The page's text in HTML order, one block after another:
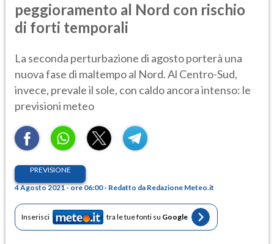
peggioramento al Nord con rischio
di forti temporali
La seconda perturbazione di agosto porterà una
nuova fase di maltempo al Nord. Al Centro-Sud,
invece, prevale il sole, con caldo ancora intenso: le
previsioni meteo
PREVISIONE
4 Agosto 2021 - ore 06:00 - Redatto da Redazione Meteo.it
Inserisci tra le tue fonti su Google